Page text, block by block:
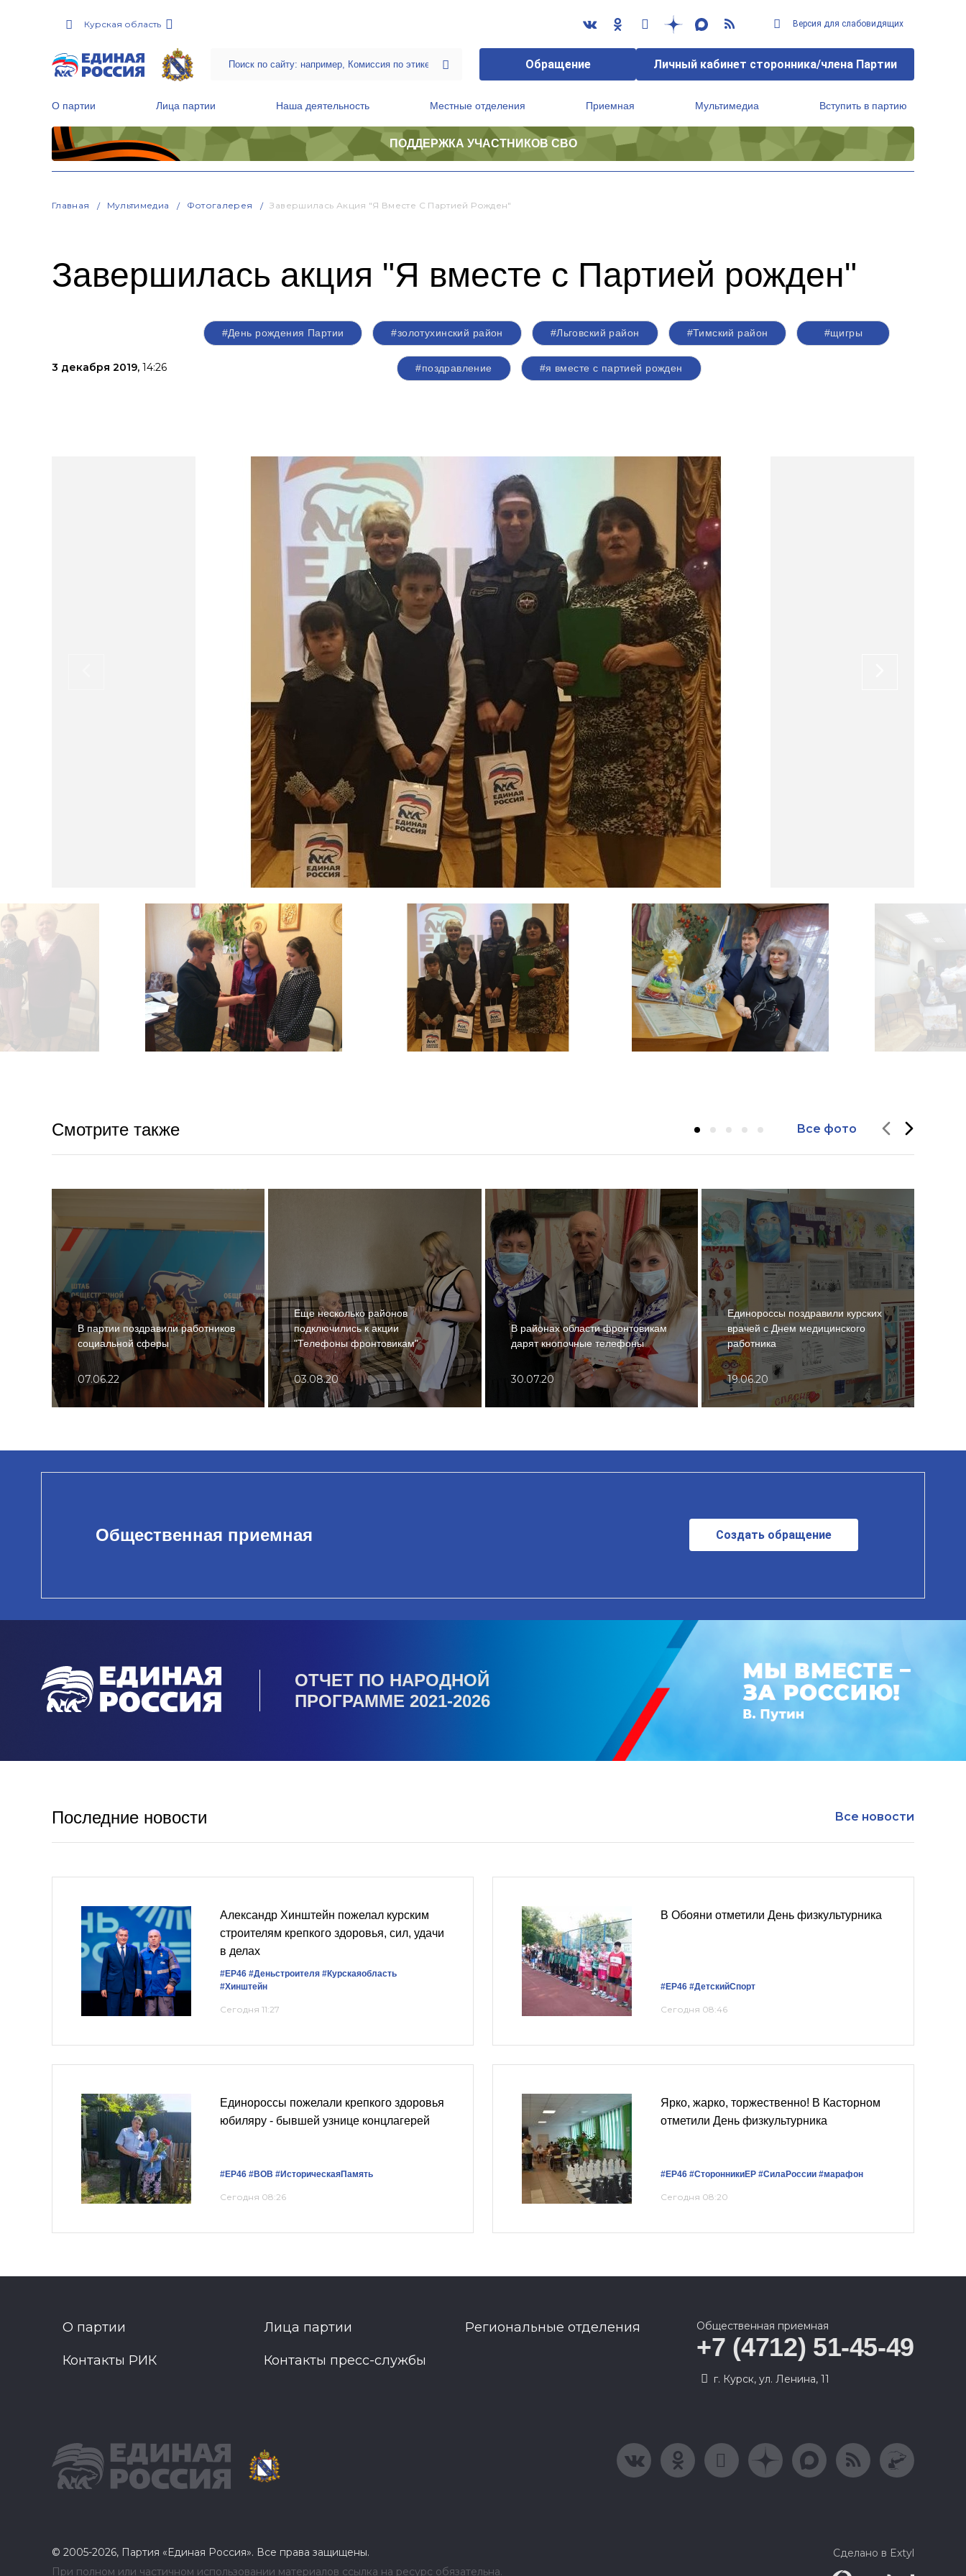
Курская область Версия для слабовидящих
Обращение Личный кабинет сторонника/члена Партии
О партии Лица партии Наша деятельность Местные отделения Приемная Мультимедиа Вступить в партию
ПОДДЕРЖКА УЧАСТНИКОВ СВО
Главная Мультимедиа Фотогалерея Завершилась Акция "Я Вместе С Партией Рожден"
Завершилась акция "Я вместе с Партией рожден"
3 декабря 2019, 14:26
#День рождения Партии #золотухинский район #Льговский район #Тимский район #щигры
#поздравление #я вместе с партией рожден
Смотрите также Все фото
В партии поздравили работников
социальной сферы
07.06.22
Еще несколько районов
подключились к акции
"Телефоны фронтовикам"
03.08.20
В районах области фронтовикам
дарят кнопочные телефоны
30.07.20
Единороссы поздравили курских
врачей с Днем медицинского
работника
19.06.20
Общественная приемная Создать обращение
ОТЧЕТ ПО НАРОДНОЙ
ПРОГРАММЕ 2021-2026
Последние новости Все новости
Александр Хинштейн пожелал курским
строителям крепкого здоровья, сил, удачи
в делах
#ЕР46 #Деньстроителя #Курскаяобласть
#Хинштейн
Сегодня 11:27
В Обояни отметили День физкультурника
#ЕР46 #ДетскийСпорт
Сегодня 08:46
Единороссы пожелали крепкого здоровья
юбиляру - бывшей узнице концлагерей
#ЕР46 #ВОВ #ИсторическаяПамять
Сегодня 08:26
Ярко, жарко, торжественно! В Касторном
отметили День физкультурника
#ЕР46 #СторонникиЕР #СилаРоссии #марафон
Сегодня 08:20
О партии Лица партии Региональные отделения
Контакты РИК Контакты пресс-службы
Общественная приемная
+7 (4712) 51-45-49
г. Курск, ул. Ленина, 11
© 2005-2026, Партия «Единая Россия». Все права защищены.
При полном или частичном использовании материалов ссылка на ресурс обязательна.
Сделано в Extyl